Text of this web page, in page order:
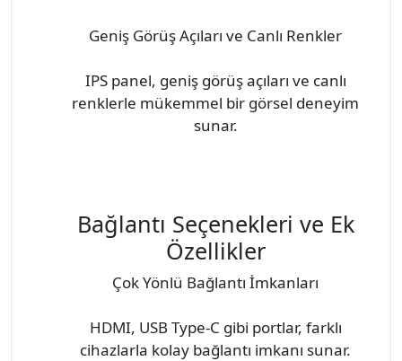
Geniş Görüş Açıları ve Canlı Renkler
IPS panel, geniş görüş açıları ve canlı
renklerle mükemmel bir görsel deneyim
sunar.
Bağlantı Seçenekleri ve Ek
Özellikler
Çok Yönlü Bağlantı İmkanları
HDMI, USB Type-C gibi portlar, farklı
cihazlarla kolay bağlantı imkanı sunar.